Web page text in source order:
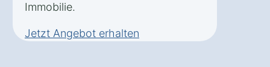
Immobilie.
Jetzt Angebot erhalten